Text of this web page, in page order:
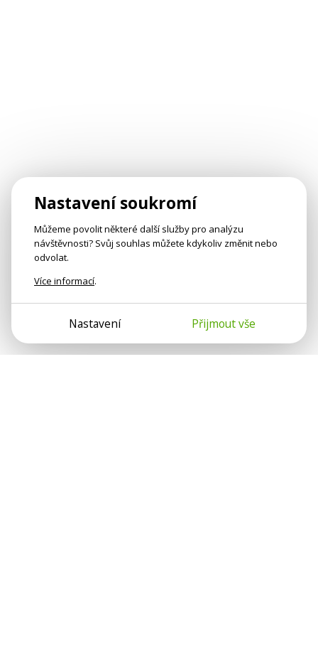
Nastavení soukromí
Můžeme povolit některé další služby pro analýzu
návštěvnosti? Svůj souhlas můžete kdykoliv změnit nebo
odvolat.
Více informací.
Nastavení Přijmout vše